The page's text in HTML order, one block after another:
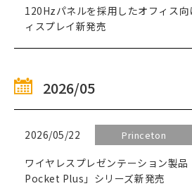
120Hzパネルを採用したオフィス
ィスプレイ新発売
2026/05
2026/05/22 Princeton
ワイヤレスプレゼンテーション製品
Pocket Plus」シリーズ新発売